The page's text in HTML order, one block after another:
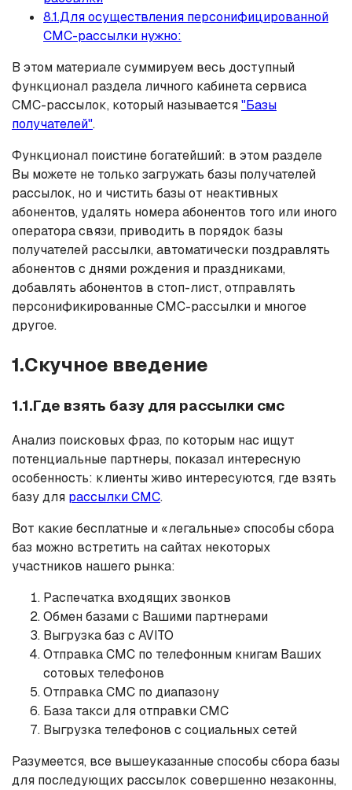
8.1.Для осуществления персонифицированной
СМС-рассылки нужно:
В этом материале суммируем весь доступный
функционал раздела личного кабинета сервиса
СМС-рассылок, который называется"Базы
получателей".
Функционал поистине богатейший: в этом разделе
Вы можете не только загружать базы получателей
рассылок, но и чистить базы от неактивных
абонентов, удалять номера абонентов того или иного
оператора связи, приводить в порядок базы
получателей рассылки, автоматически поздравлять
абонентов с днями рождения и праздниками,
добавлять абонентов в стоп-лист, отправлять
персонификированные СМС-рассылки и многое
другое.
1.Скучное введение
1.1.Где взять базу для рассылки смс
Анализ поисковых фраз, по которым нас ищут
потенциальные партнеры, показал интересную
особенность: клиенты живо интересуются, где взять
базу для рассылки СМС.
Вот какие бесплатные и «легальные» способы сбора
баз можно встретить на сайтах некоторых
участников нашего рынка:
Распечатка входящих звонков
Обмен базами с Вашими партнерами
Выгрузка баз с AVITO
Отправка СМС по телефонным книгам Ваших
сотовых телефонов
Отправка СМС по диапазону
База такси для отправки СМС
Выгрузка телефонов с социальных сетей
Разумеется, все вышеуказанные способы сбора базы
для последующих рассылок совершенно незаконны,